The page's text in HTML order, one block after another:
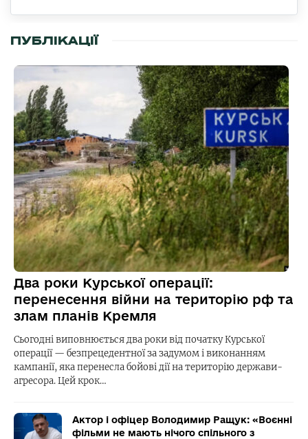
ПУБЛІКАЦІЇ
Два роки Курської операції:
перенесення війни на територію рф та
злам планів Кремля
Сьогодні виповнюється два роки від початку Курської
операції — безпрецедентної за задумом і виконанням
кампанії, яка перенесла бойові дії на територію держави-
агресора. Цей крок…
Актор і офіцер Володимир Ращук: «Воєнні
фільми не мають нічого спільного з